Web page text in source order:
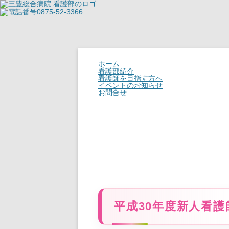
ホーム
看護部紹介
看護師を目指す方へ
イベントのお知らせ
お問合せ
平成30年度新人看護